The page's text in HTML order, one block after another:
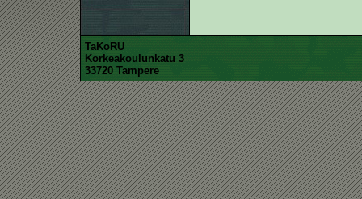
TaKoRU
Korkeakoulunkatu 3
33720 Tampere